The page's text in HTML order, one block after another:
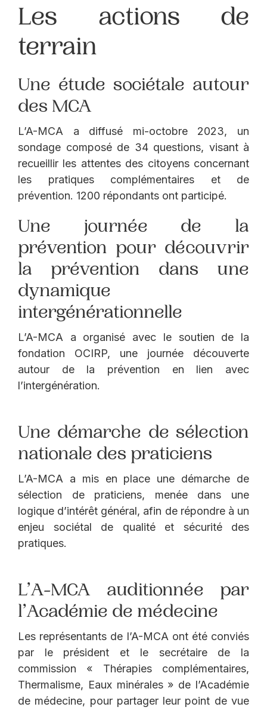
Les actions de
terrain
Une étude sociétale autour
des MCA
L’A-MCA a diffusé mi-octobre 2023, un
sondage composé de 34 questions, visant à
recueillir les attentes des citoyens concernant
les pratiques complémentaires et de
prévention. 1200 répondants ont participé.
Une journée de la
prévention pour découvrir
la prévention dans une
dynamique
intergénérationnelle
L’A-MCA a organisé avec le soutien de la
fondation OCIRP, une journée découverte
autour de la prévention en lien avec
l’intergénération.
Une démarche de sélection
nationale des praticiens
L’A-MCA a mis en place une démarche de
sélection de praticiens, menée dans une
logique d’intérêt général, afin de répondre à un
enjeu sociétal de qualité et sécurité des
pratiques.
L’A-MCA auditionnée par
l’Académie de médecine
Les représentants de l’A-MCA ont été conviés
par le président et le secrétaire de la
commission « Thérapies complémentaires,
Thermalisme, Eaux minérales » de l’Académie
de médecine, pour partager leur point de vue